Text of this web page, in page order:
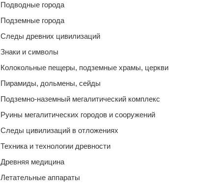
Подводные города
Подземные города
Следы древних цивилизаций
Знаки и символы
Колокольные пещеры, подземные храмы, церкви
Пирамиды, дольмены, сейды
Подземно-наземный мегалитический комплекс
Руины мегалитических городов и сооружений
Следы цивилизаций в отложениях
Техника и технологии древности
Древняя медицина
Летательные аппараты